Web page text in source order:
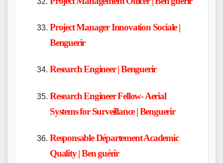
Project Manager Innovation Sociale |
Benguerir
Research Engineer | Benguerir
Research Engineer Fellow- Aerial
Systems for Surveillance | Benguerir
Responsable Département Academic
Quality | Ben guérir